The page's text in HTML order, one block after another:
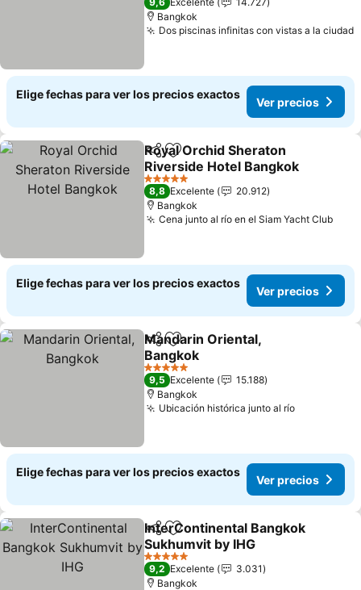
Bangkok
Dos piscinas infinitas con vistas a la ciudad
Elige fechas para ver los precios exactos
Ver precios
CompartirAgregar a favoritos
Royal Orchid Sheraton
Riverside Hotel Bangkok
5 Estrellas
8,8 Excelente
20.912
Bangkok
Cena junto al río en el Siam Yacht Club
Elige fechas para ver los precios exactos
Ver precios
CompartirAgregar a favoritos
Mandarin Oriental,
Bangkok
5 Estrellas
9,5 Excelente
15.188
Bangkok
Ubicación histórica junto al río
Elige fechas para ver los precios exactos
Ver precios
CompartirAgregar a favoritos
InterContinental Bangkok
Sukhumvit by IHG
5 Estrellas
9,2 Excelente
3.031
Bangkok